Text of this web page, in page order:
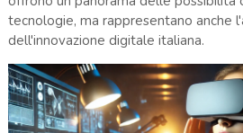
tecnologie, ma rappresentano anche
dell'innovazione digitale italiana.